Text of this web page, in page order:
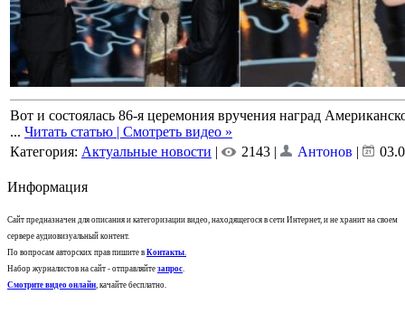
Вот и состоялась 86-я церемония вручения наград
... Читать статью | Смотреть видео »
Категория: Актуальные новости | 2143 | Антонов |
Информация
Сайт предназначен для описания и категоризации видео, находящегося в сети Интернет, и не хранит на своем
сервере аудиовизуальный контент.
По вопросам авторских прав пишите в Контакты.
Набор журналистов на сайт - отправляйте запрос.
Смотрите видео онлайн, качайте бесплатно.